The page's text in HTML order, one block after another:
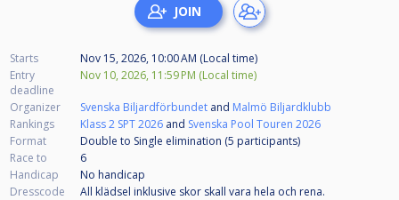
Starts
Nov 15, 2026, 10:00 AM (Local time)
Entry
deadline
Nov 10, 2026, 11:59 PM (Local time)
Organizer Svenska Biljardförbundet and Malmö Biljardklubb
Rankings
Klass 2 SPT 2026 and Svenska Pool Touren 2026
Format
Double to Single elimination (5 participants)
Race to
6
Handicap
No handicap
Dresscode
All klädsel inklusive skor skall vara hela och rena.